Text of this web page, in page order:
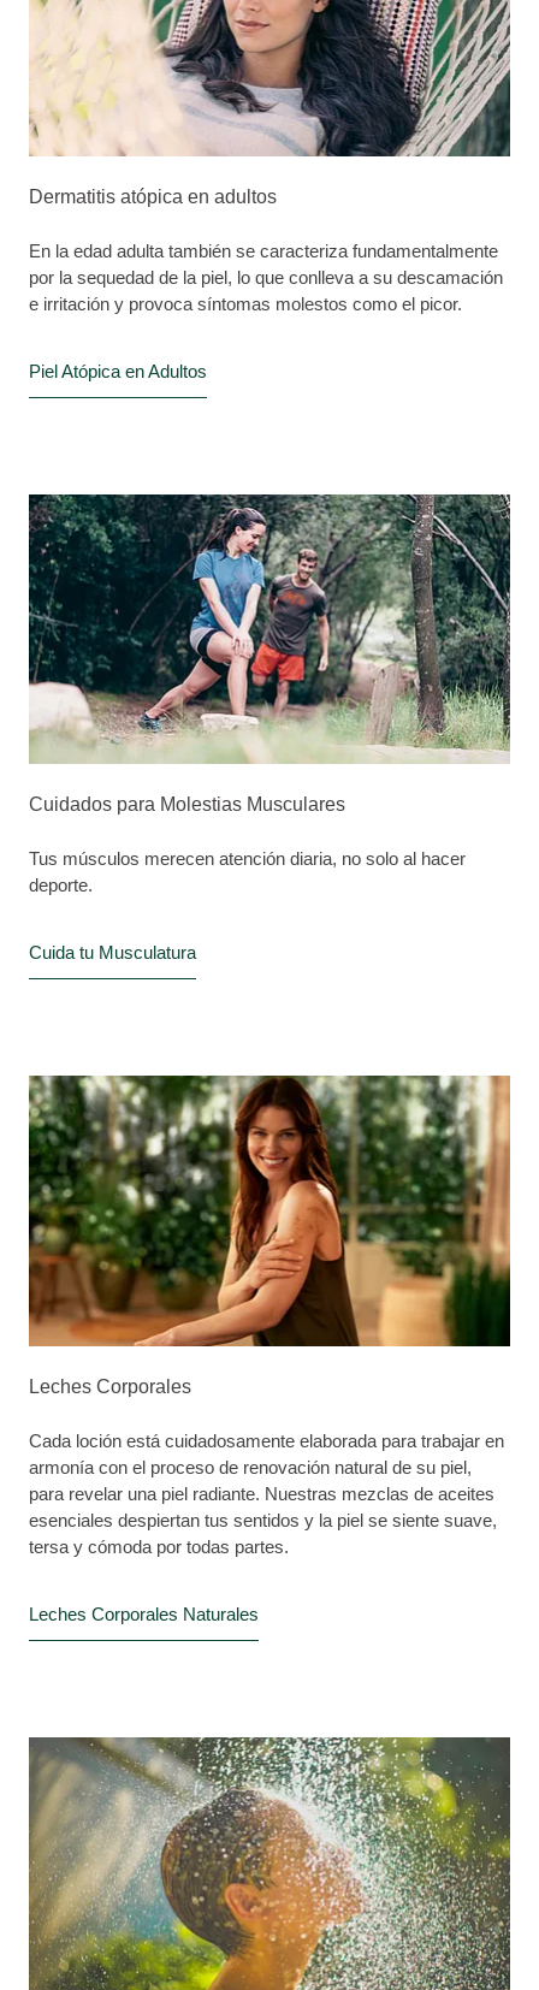
Dermatitis atópica en adultos
En la edad adulta también se caracteriza fundamentalmente
por la sequedad de la piel, lo que conlleva a su descamación
e irritación y provoca síntomas molestos como el picor.
Piel Atópica en Adultos
Cuidados para Molestias Musculares
Tus músculos merecen atención diaria, no solo al hacer
deporte.
Cuida tu Musculatura
Leches Corporales
Cada loción está cuidadosamente elaborada para trabajar en
armonía con el proceso de renovación natural de su piel,
para revelar una piel radiante. Nuestras mezclas de aceites
esenciales despiertan tus sentidos y la piel se siente suave,
tersa y cómoda por todas partes.
Leches Corporales Naturales